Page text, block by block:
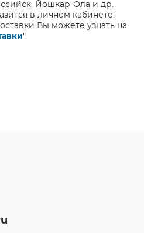
Йошкар-Ола и др.
в личном кабинете.
Вы можете узнать на
"